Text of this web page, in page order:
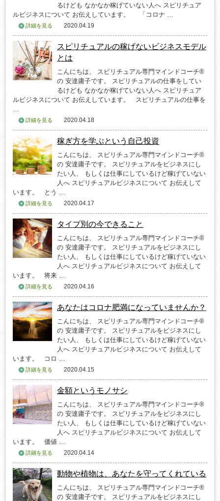
るけども なかなか稼げていない人へ スピリチュア
ルビジネスについて お伝えしています。 「コロナ …
詳細を見る 2020.04.19
スピリチュアルの稼げないビジネスモデル
とは
こんにちは、 スピリチュアル専門マインドコーチ®
の 安達庸子です。 スピリチュアルの仕事をしてい
るけども なかなか稼げていない人へ スピリチュア
ルビジネスについて お伝えしています。 スピリチュアルの仕事を
…
詳細を見る 2020.04.18
稼ぎ方を学ぶという自己投資
こんにちは、 スピリチュアル専門マインドコーチ®
の 安達庸子です。 スピリチュアルをビジネスにし
たい人、 もしくは仕事にしているけど稼げていない
人へ スピリチュアルビジネスについて お伝えして
います。 とう …
詳細を見る 2020.04.17
タイプ別の今できること
こんにちは、 スピリチュアル専門マインドコーチ®
の 安達庸子です。 スピリチュアルをビジネスにし
たい人、 もしくは仕事にしているけど稼げていない
人へ スピリチュアルビジネスについて お伝えして
います。 将来 …
詳細を見る 2020.04.16
あなたはコロナ肥満になっていませんか？
こんにちは、 スピリチュアル専門マインドコーチ®
の 安達庸子です。 スピリチュアルをビジネスにし
たい人、 もしくは仕事にしているけど稼げていない
人へ スピリチュアルビジネスについて お伝えして
います。 コロ …
詳細を見る 2020.04.15
金額というモノサシ
こんにちは、 スピリチュアル専門マインドコーチ®
の 安達庸子です。 スピリチュアルをビジネスにし
たい人、 もしくは仕事にしているけど稼げていない
人へ スピリチュアルビジネスについて お伝えして
います。 価値 …
詳細を見る 2020.04.14
動物や植物は、あなたを守ってくれている
こんにちは、 スピリチュアル専門マインドコーチ®
の 安達庸子です。 スピリチュアルをビジネスにし